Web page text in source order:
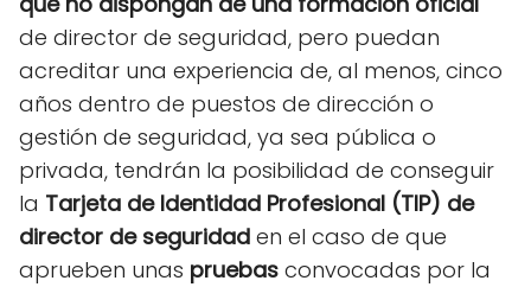
de director de seguridad, pero puedan
acreditar una experiencia de, al menos, cinco
años dentro de puestos de dirección o
gestión de seguridad, ya sea pública o
privada, tendrán la posibilidad de conseguir
la Tarjeta de Identidad Profesional (TIP) de
director de seguridad en el caso de que
aprueben unas pruebas convocadas por la